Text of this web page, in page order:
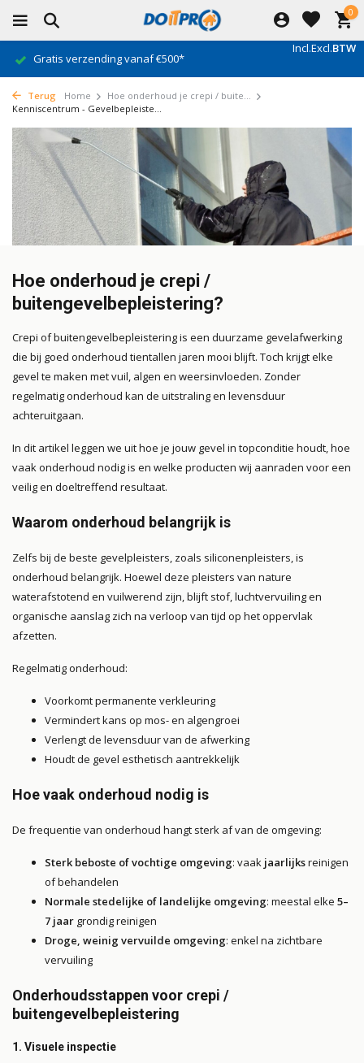
0
Incl.Excl.BTW
Gratis verzending vanaf €500*
Terug Home
Hoe onderhoud je crepi / buite...
Kenniscentrum - Gevelbepleiste...
Hoe onderhoud je crepi /
buitengevelbepleistering?
Crepi of buitengevelbepleistering is een duurzame gevelafwerking
die bij goed onderhoud tientallen jaren mooi blijft. Toch krijgt elke
gevel te maken met vuil, algen en weersinvloeden. Zonder
regelmatig onderhoud kan de uitstraling en levensduur
achteruitgaan.
In dit artikel leggen we uit hoe je jouw gevel in topconditie houdt, hoe
vaak onderhoud nodig is en welke producten wij aanraden voor een
veilig en doeltreffend resultaat.
Waarom onderhoud belangrijk is
Zelfs bij de beste gevelpleisters, zoals siliconenpleisters, is
onderhoud belangrijk. Hoewel deze pleisters van nature
waterafstotend en vuilwerend zijn, blijft stof, luchtvervuiling en
organische aanslag zich na verloop van tijd op het oppervlak
afzetten.
Regelmatig onderhoud:
Voorkomt permanente verkleuring
Vermindert kans op mos- en algengroei
Verlengt de levensduur van de afwerking
Houdt de gevel esthetisch aantrekkelijk
Hoe vaak onderhoud nodig is
De frequentie van onderhoud hangt sterk af van de omgeving:
Sterk beboste of vochtige omgeving: vaak jaarlijksreinigen
of behandelen
Normale stedelijke of landelijke omgeving: meestal elke 5–
7 jaar grondig reinigen
Droge, weinig vervuilde omgeving: enkel na zichtbare
vervuiling
Onderhoudsstappen voor crepi /
buitengevelbepleistering
1. Visuele inspectie